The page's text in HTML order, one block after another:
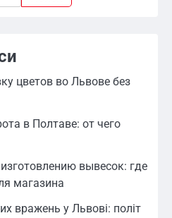
цветов во Львове без
в Полтаве: от чего
вывесок: где
магазина
вражень у Львові: політ